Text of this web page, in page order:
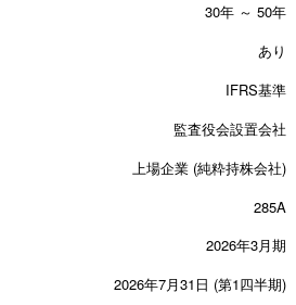
30年 ～ 50年
あり
IFRS基準
監査役会設置会社
上場企業 (純粋持株会社)
285A
2026年3月期
2026年7月31日 (第1四半期)